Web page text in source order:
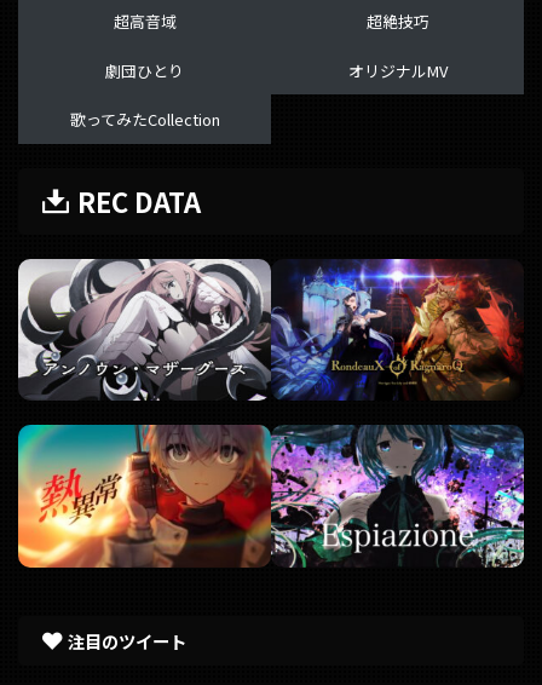
超高音域
劇団ひとり
歌ってみたCollection
超絶技巧
オリジナルMV
REC DATA
注目のツイート